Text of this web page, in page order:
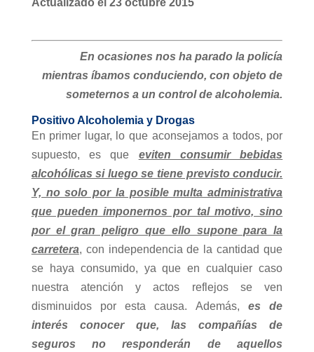
Actualizado el 23 octubre 2015
En ocasiones nos ha parado la policía
mientras íbamos conduciendo, con objeto de
someternos a un control de alcoholemia.
Positivo Alcoholemia y Drogas
En primer lugar, lo que aconsejamos a todos, por
supuesto, es que eviten consumir bebidas
alcohólicas si luego se tiene previsto conducir.
Y, no solo por la posible multa administrativa
que pueden imponernos por tal motivo, sino
por el gran peligro que ello supone para la
carretera, con independencia de la cantidad que
se haya consumido, ya que en cualquier caso
nuestra atención y actos reflejos se ven
disminuidos por esta causa. Además, es de
interés conocer que, las compañías de
seguros no responderán de aquellos